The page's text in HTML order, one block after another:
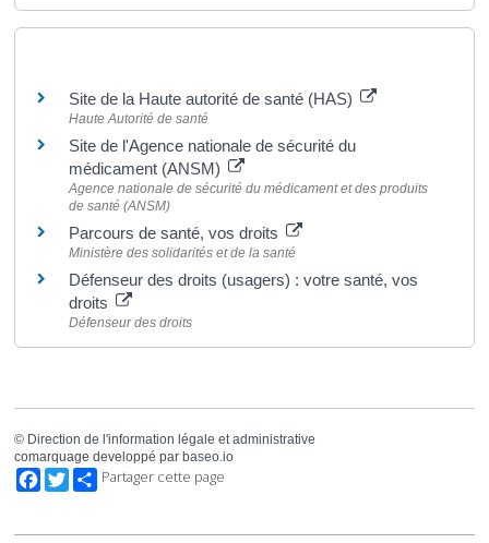
Site de la Haute autorité de santé (HAS)
Haute Autorité de santé
Site de l'Agence nationale de sécurité du
médicament (ANSM)
Agence nationale de sécurité du médicament et des produits
de santé (ANSM)
Parcours de santé, vos droits
Ministère des solidarités et de la santé
Défenseur des droits (usagers) : votre santé, vos
droits
Défenseur des droits
© Direction de l'information légale et administrative
comarquage developpé par baseo.io
FacebookTwitterPartager cette page